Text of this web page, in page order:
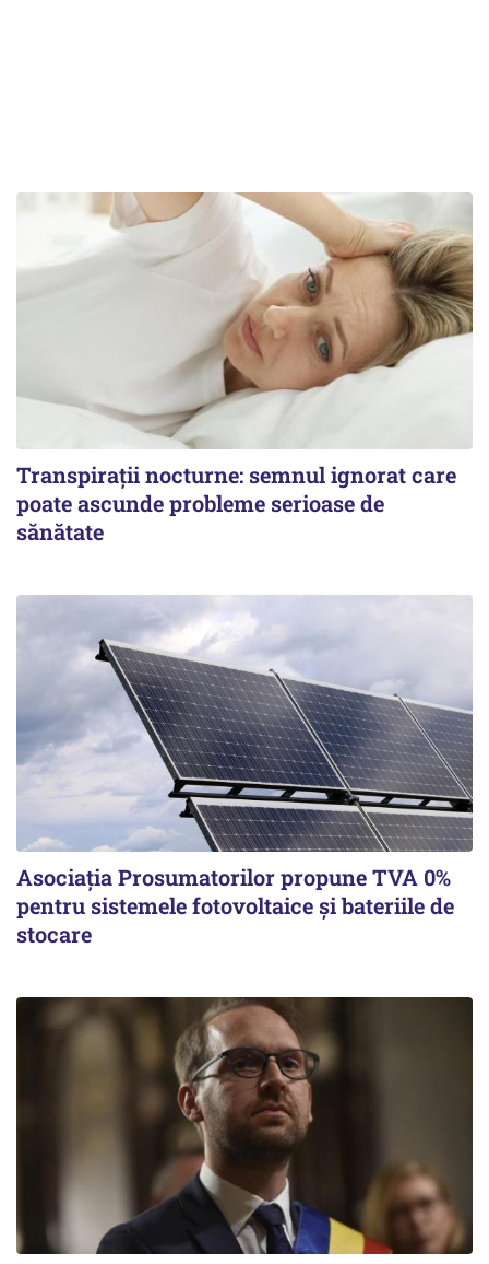
Transpirații nocturne: semnul ignorat care
poate ascunde probleme serioase de
sănătate
Asociația Prosumatorilor propune TVA 0%
pentru sistemele fotovoltaice și bateriile de
stocare